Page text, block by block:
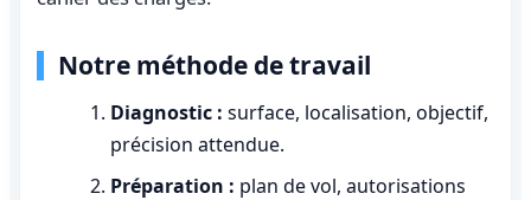
Notre méthode de travail
Diagnostic : surface, localisation, objectif,
précision attendue.
Préparation : plan de vol, autorisations